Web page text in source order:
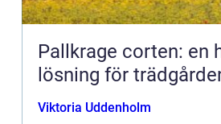
Pallkrage corten: en
lösning för
Viktoria Uddenholm